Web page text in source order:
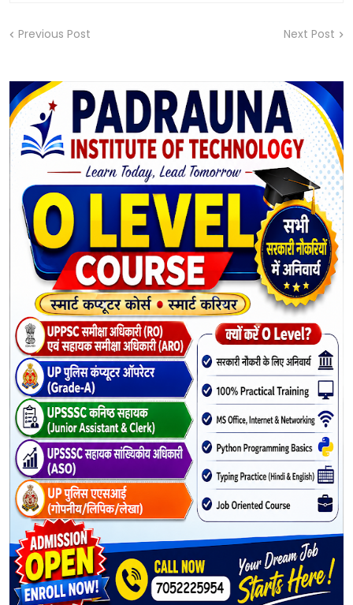
Previous Post Next Post